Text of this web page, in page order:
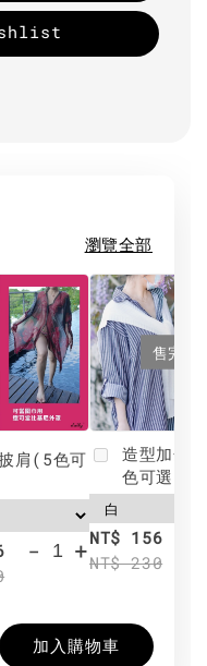
瀏覽全部
肩(5色可
- +
售完
造型加分
色可選)
NT$ 156
NT$ 230
加入購物車